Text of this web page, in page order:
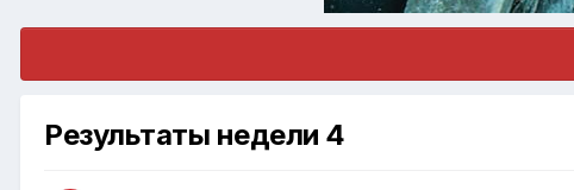
Результаты недели 4